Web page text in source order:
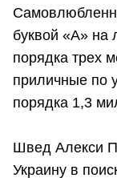
буквой «А» на
порядка трех
приличные по
порядка 1,3
Швед Алекси
Украину в